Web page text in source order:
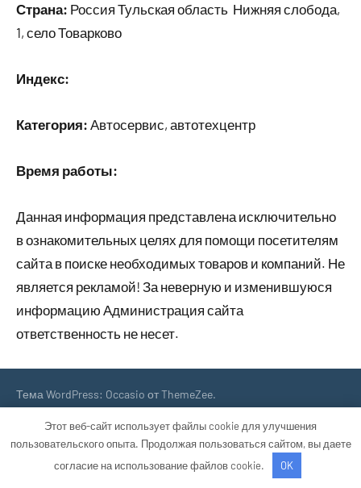
Страна: Россия Тульская область Нижняя слобода,
1, село Товарково
Индекс:
Категория: Автосервис, автотехцентр
Время работы:
Данная информация представлена исключительно
в ознакомительных целях для помощи посетителям
сайта в поиске необходимых товаров и компаний. Не
является рекламой! За неверную и изменившуюся
информацию Администрация сайта
ответственность не несет.
Тема WordPress: Occasio от ThemeZee.
Этот веб-сайт использует файлы cookie для улучшения
пользовательского опыта. Продолжая пользоваться сайтом, вы даете
согласие на использование файлов cookie.
OK